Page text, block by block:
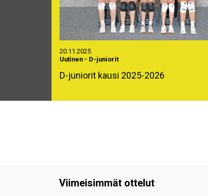
20.11.2025
Uutinen - D-juniorit
D-juniorit kausi 2025-2026
Viimeisimmät ottelut